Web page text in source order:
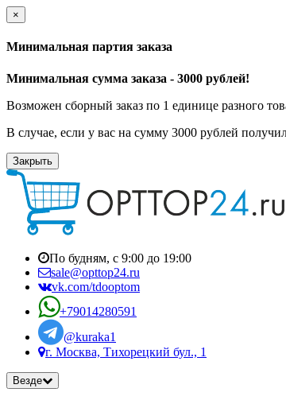
×
Минимальная партия заказа
Минимальная сумма заказа - 3000 рублей!
Возможен сборный заказ по 1 единице разного
В случае, если у вас на сумму 3000 рублей
Закрыть
По будням, с 9:00 до 19:00
sale@opttop24.ru
vk.com/tdooptom
+79014280591
@kuraka1
г. Москва, Тихорецкий бул., 1
Везде